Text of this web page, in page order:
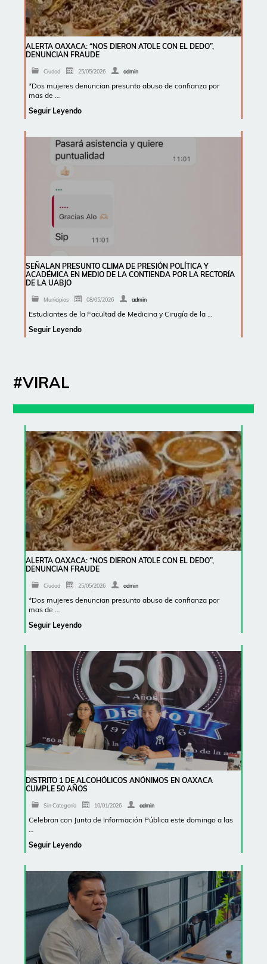
ALERTA OAXACA: “NOS DIERON ATOLE CON EL DEDO”,
DENUNCIAN FRAUDE
Ciudad 25/05/2026 admin
*Dos mujeres denuncian presunto abuso de confianza por
mas de …
Seguir Leyendo
SEÑALAN PRESUNTO CLIMA DE PRESIÓN POLÍTICA Y
ACADÉMICA EN MEDIO DE LA CONTIENDA POR LA RECTORÍA
DE LA UABJO
Municipios 08/05/2026 admin
Estudiantes de la Facultad de Medicina y Cirugía de la …
Seguir Leyendo
#VIRAL
ALERTA OAXACA: “NOS DIERON ATOLE CON EL DEDO”,
DENUNCIAN FRAUDE
Ciudad 25/05/2026 admin
*Dos mujeres denuncian presunto abuso de confianza por
mas de …
Seguir Leyendo
DISTRITO 1 DE ALCOHÓLICOS ANÓNIMOS EN OAXACA
CUMPLE 50 AÑOS
Sin Categoría 10/01/2026 admin
Celebran con Junta de Información Pública este domingo a las
…
Seguir Leyendo